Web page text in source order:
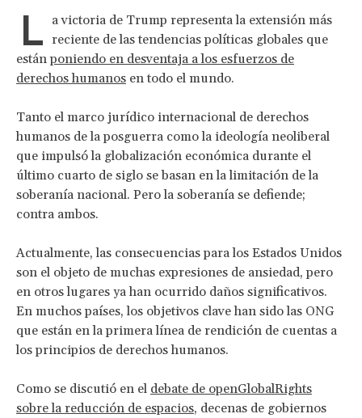
L a victoria de Trump representa la extensión más
reciente de las tendencias políticas globales que
estánponiendo en desventaja a los esfuerzos de
derechos humanos en todo el mundo.
Tanto el marco jurídico internacional de derechos
humanos de la posguerra como la ideología neoliberal
que impulsó la globalización económica durante el
último cuarto de siglo se basan en la limitación de la
soberanía nacional. Pero la soberanía se defiende;
contra ambos.
Actualmente, las consecuencias para los Estados Unidos
son el objeto de muchas expresiones de ansiedad, pero
en otros lugares ya han ocurrido daños significativos.
En muchos países, los objetivos clave han sido las ONG
que están en la primera línea de rendición de cuentas a
los principios de derechos humanos.
Como se discutió en el debate de openGlobalRights
sobre la reducción de espacios, decenas de gobiernos